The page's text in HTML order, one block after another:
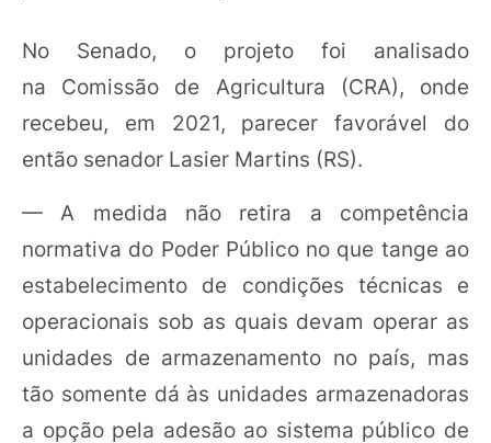
No Senado, o projeto foi analisado
na Comissão de Agricultura (CRA), onde
recebeu, em 2021, parecer favorável do
então senador Lasier Martins (RS).
— A medida não retira a competência
normativa do Poder Público no que tange ao
estabelecimento de condições técnicas e
operacionais sob as quais devam operar as
unidades de armazenamento no país, mas
tão somente dá às unidades armazenadoras
a opção pela adesão ao sistema público de